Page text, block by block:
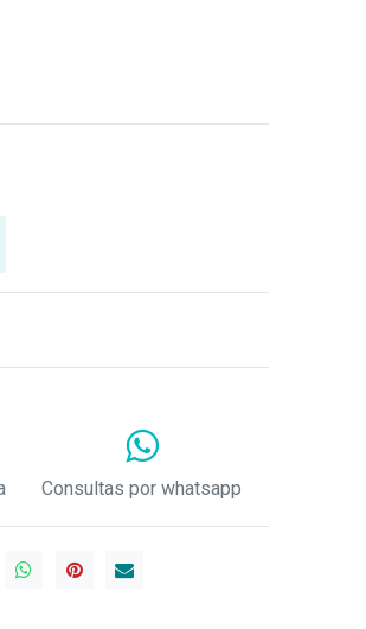
Consultas por whatsapp